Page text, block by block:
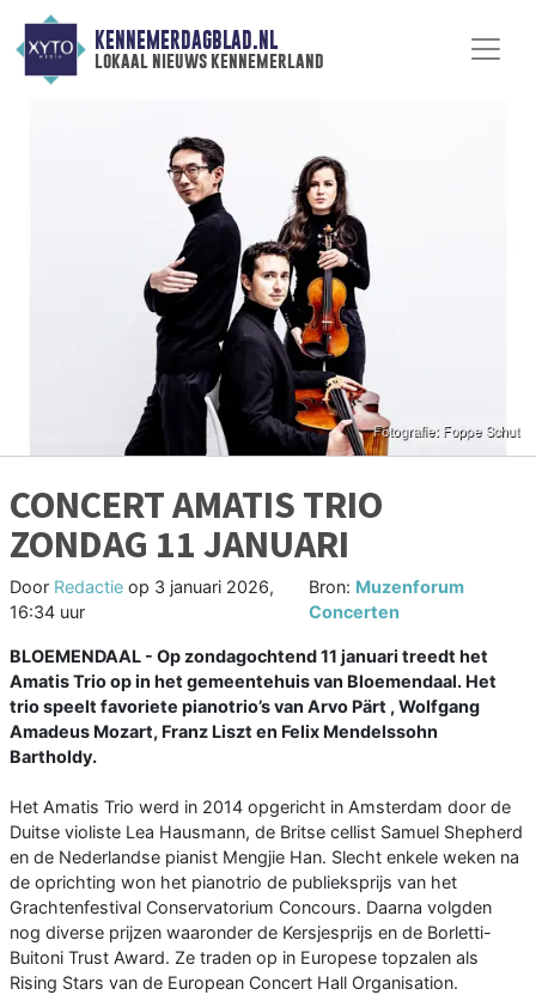
KENNEMERDAGBLAD.NL
lokaal nieuws kennemerland
CONCERT AMATIS TRIO
ZONDAG 11 JANUARI
Door Redactie op 3 januari 2026,
16:34 uur
Bron: Muzenforum
Concerten
BLOEMENDAAL - Op zondagochtend 11 januari treedt het
Amatis Trio op in het gemeentehuis van Bloemendaal. Het
trio speelt favoriete pianotrio’s van Arvo Pärt , Wolfgang
Amadeus Mozart, Franz Liszt en Felix Mendelssohn
Bartholdy.
Het Amatis Trio werd in 2014 opgericht in Amsterdam door de
Duitse violiste Lea Hausmann, de Britse cellist Samuel Shepherd
en de Nederlandse pianist Mengjie Han. Slecht enkele weken na
de oprichting won het pianotrio de publieksprijs van het
Grachtenfestival Conservatorium Concours. Daarna volgden
nog diverse prijzen waaronder de Kersjesprijs en de Borletti-
Buitoni Trust Award. Ze traden op in Europese topzalen als
Rising Stars van de European Concert Hall Organisation.